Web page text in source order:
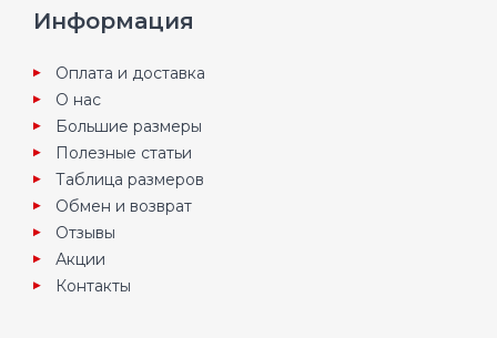
Информация
Оплата и доставка
О нас
Большие размеры
Полезные статьи
Таблица размеров
Обмен и возврат
Отзывы
Акции
Контакты